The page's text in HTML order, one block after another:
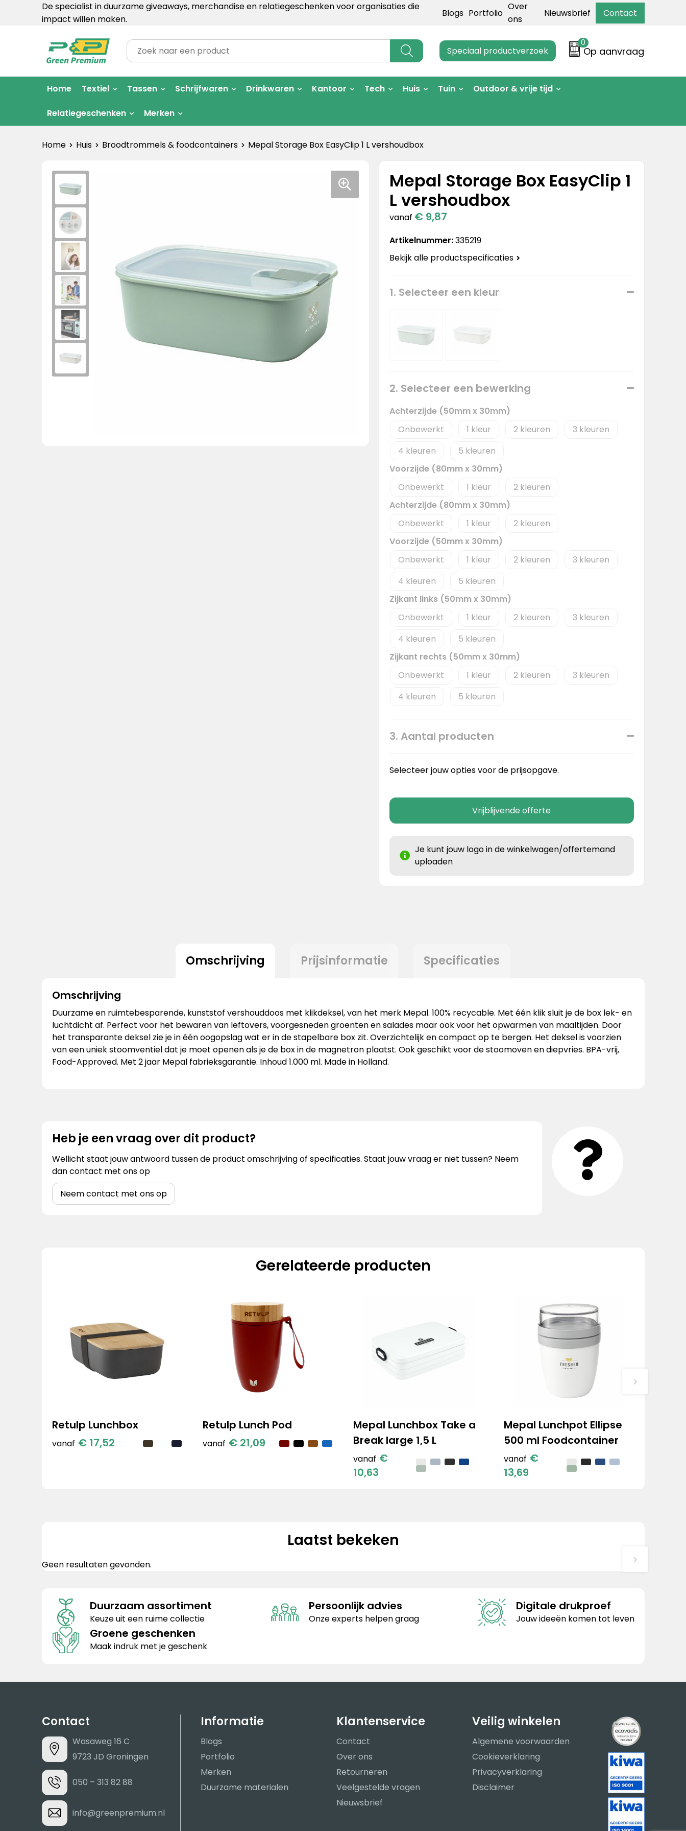
De specialist in duurzame giveaways, merchandise en relatiegeschenken voor organisaties die
impact willen maken.
Blogs Portfolio
Over
ons
Nieuwsbrief Contact
Speciaal productverzoek
0
Op aanvraag
Home Textiel Tassen Schrijfwaren Drinkwaren Kantoor Tech Huis Tuin Outdoor & vrije tijd
Relatiegeschenken Merken
Home Huis Broodtrommels & foodcontainers Mepal Storage Box EasyClip 1 L vershoudbox
Mepal Storage Box EasyClip 1
L vershoudbox
vanaf € 9,87
Artikelnummer:335219
Bekijk alle productspecificaties
1. Selecteer een kleur
2. Selecteer een bewerking
Achterzijde (50mm x 30mm)
Onbewerkt
1 2
3
4
5
Voorzijde (80mm x 30mm)
Onbewerkt
1
2
Achterzijde (80mm x 30mm)
Onbewerkt
1
2
Voorzijde (50mm x 30mm)
Onbewerkt
1 2
3
4
5
Zijkant links (50mm x 30mm)
Onbewerkt
1 2
3
4
5
Zijkant rechts (50mm x 30mm)
Onbewerkt
1 2
3
4
5
3. Aantal producten
Selecteer jouw opties voor de prijsopgave.
Vrijblijvende offerte
Je kunt jouw logo in de winkelwagen/offertemand
uploaden
Omschrijving Prijsinformatie Specificaties
Omschrijving
Duurzame en ruimtebesparende, kunststof vershouddoos met klikdeksel, van het merk Mepal. 100% recycable. Met één klik sluit je de box lek- en
luchtdicht af. Perfect voor het bewaren van leftovers, voorgesneden groenten en salades maar ook voor het opwarmen van maaltijden. Door
het transparante deksel zie je in één oogopslag wat er in de stapelbare box zit. Overzichtelijk en compact op te bergen. Het deksel is voorzien
van een uniek stoomventiel dat je moet openen als je de box in de magnetron plaatst. Ook geschikt voor de stoomoven en diepvries. BPA-vrij,
Food-Approved. Met 2 jaar Mepal fabrieksgarantie. Inhoud 1.000 ml. Made in Holland.
Heb je een vraag over dit product?
Wellicht staat jouw antwoord tussen de product omschrijving of specificaties. Staat jouw vraag er niet tussen? Neem
dan contact met ons op
Neem contact met ons op
Gerelateerde producten
Retulp Lunchbox
vanaf € 17,52
Retulp Lunch Pod
vanaf € 21,09
Mepal Lunchbox Take a
Break large 1,5 L
vanaf €
10,63
Mepal Lunchpot Ellipse
500 ml Foodcontainer
vanaf €
13,69
Laatst bekeken
Geen resultaten gevonden.
Duurzaam assortiment
Keuze uit een ruime collectie
Persoonlijk advies
Onze experts helpen graag
Digitale drukproef
Jouw ideeën komen tot leven
Groene geschenken
Maak indruk met je geschenk
Contact
Wasaweg 16 C
9723 JD Groningen
050 – 313 82 88
info@greenpremium.nl
Informatie
Blogs
Portfolio
Merken
Duurzame materialen
Klantenservice
Contact
Over ons
Retourneren
Veelgestelde vragen
Nieuwsbrief
Veilig winkelen
Algemene voorwaarden
Cookieverklaring
Privacyverklaring
Disclaimer